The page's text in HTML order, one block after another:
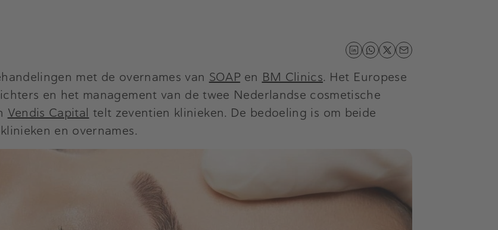
met de overnames van SOAPen BM Clinics. Het Europese
en het management van de twee Nederlandse cosmetische
Vendis Capital telt zeventien klinieken. De bedoeling is om beide
en overnames.